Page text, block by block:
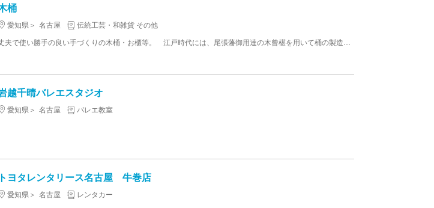
桶
愛知県 名古屋
伝統工芸・和雑貨 その他
越千晴バレエスタジオ
愛知県 名古屋 バレエ教室
トヨタレンタリース名古屋 牛巻店
愛知県 名古屋 レンタカー